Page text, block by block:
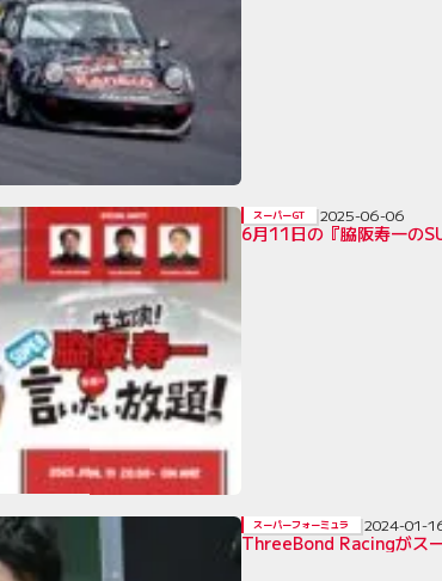
6月11日の『脇阪寿一の
スーパーGT 2025-06-06
ThreeBond Racingがス
スーパーフォーミュラ 2024-01-